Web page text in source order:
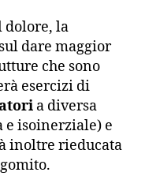
dolore, la
dare maggior
che sono
esercizi di
a diversa
e isoinerziale) e
inoltre rieducata